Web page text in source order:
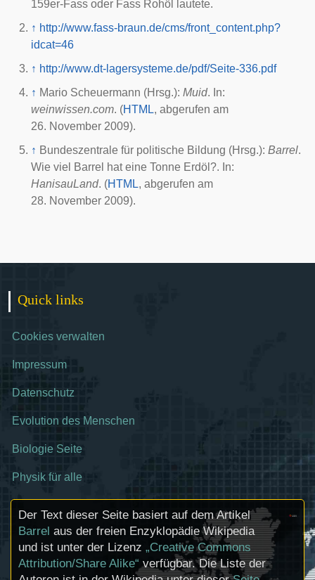
159er-Fass oder Fass Rohöl lautete.
↑ http://www.fass-braun.de/cms/front_content.php?
idcat=46
↑ http://www.dt-lagersysteme.de/pdf/Seite-336.pdf
↑ Mario Scheuermann (Hrsg.): Muid. In:
weinwissen.com. (HTML, abgerufen am
26. November 2009).
↑ Bundeszentrale für politische Bildung (Hrsg.): Barrel.
Wie viel Barrel hat eine Tonne Erdöl?. In:
HanisauLand. (HTML, abgerufen am
28. November 2009).
Quick links
Cookies verwalten
Impressum
Datenschutz
Evolution des Menschen
Biologie Seite
Physik für alle
Der Text dieser Seite basiert auf dem Artikel
Barrel aus der freien Enzyklopädie Wikipedia
und ist unter der Lizenz „Creative Commons
Attribution/Share Alike“ verfügbar. Die Liste der